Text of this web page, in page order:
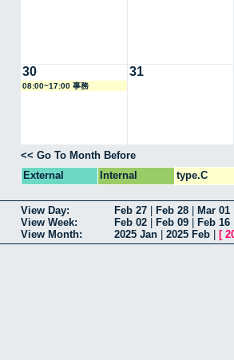
30
08:00~17:00 事務
31
<< Go To Month Before
External
Internal type.C
View Day: Feb 27 Feb 28 Mar 01
View Week:
Feb 02 Feb 09 Feb 16
View Month:
2025 Jan 2025 Feb [